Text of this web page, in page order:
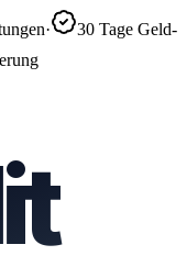
·
30 Tage Geld-